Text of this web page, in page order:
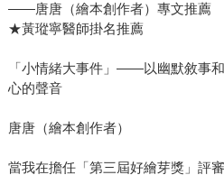
——唐唐（繪本創作者）專文推薦
★黃瑽寧醫師掛名推薦
「小情緒大事件」——以幽默敘事
心的聲音
唐唐（繪本創作者）
當我在擔任「第三屆好繪芽獎」評